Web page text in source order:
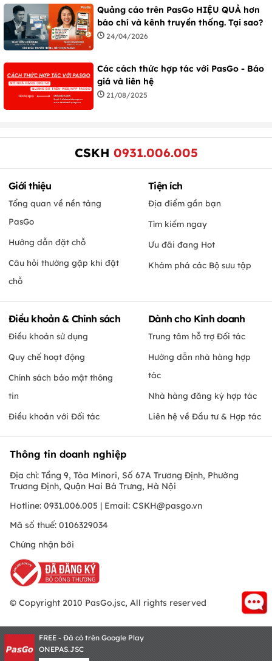
Quảng cáo trên PasGo HIỆU QUẢ hơn
báo chí và kênh truyền thống. Tại sao?
24/04/2026
Các cách thức hợp tác với PasGo - Báo
giá và liên hệ
21/08/2025
CSKH 0931.006.005
Giới thiệu
Tổng quan về nền tảng
PasGo
Hướng dẫn đặt chỗ
Câu hỏi thường gặp khi đặt
chỗ
Tiện ích
Địa điểm gần bạn
Tìm kiếm ngay
Ưu đãi đang Hot
Khám phá các Bộ sưu tập
Điều khoản & Chính sách
Điều khoản sử dụng
Quy chế hoạt động
Chính sách bảo mật thông
tin
Điều khoản với Đối tác
Dành cho Kinh doanh
Trung tâm hỗ trợ Đối tác
Hướng dẫn nhà hàng hợp
tác
Nhà hàng đăng ký hợp tác
Liên hệ về Đầu tư & Hợp tác
Thông tin doanh nghiệp
Địa chỉ: Tầng 9, Tòa Minori, Số 67A Trương Định, Phường
Trương Định, Quận Hai Bà Trưng, Hà Nội
Hotline: 0931.006.005 | Email: CSKH@pasgo.vn
Mã số thuế: 0106329034
Chứng nhận bởi
© Copyright 2010 PasGo.jsc, All rights reserved
FREE - Đã có trên Google Play
ONEPAS.JSC